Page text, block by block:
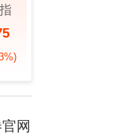
网